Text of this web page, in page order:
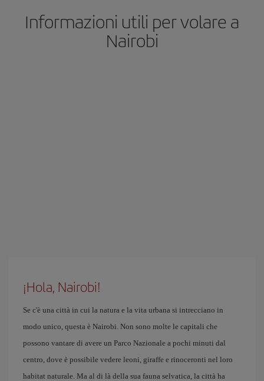
Informazioni utili per volare a
Nairobi
¡Hola, Nairobi!
Se c'è una città in cui la natura e la vita urbana si intrecciano in
modo unico, questa è Nairobi. Non sono molte le capitali che
possono vantare di avere un Parco Nazionale a pochi minuti dal
centro, dove è possibile vedere leoni, giraffe e rinoceronti nel loro
habitat naturale. Ma al di là della sua fauna selvatica, la città ha